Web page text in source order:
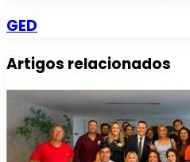
GED
Artigos relacionados